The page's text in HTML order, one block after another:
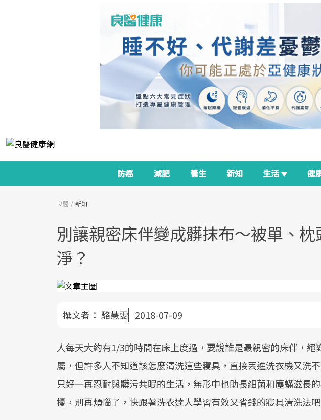
防癌 減肥 養生 新知 生活 健
良醫 新知
別讓親密床伴變成髒抹布～被單、
淨？
撰文者： 駱慧雯 2018-07-09
人每天大約有1/3的時間在床上度過，要說誰是最親密的床伴，絕
屬，但許多人不知道該怎麼清洗這些寢具，直接丟進洗衣機又洗
只好一再忍耐與髒污共眠的生活，無形中也助長細菌和塵蟎滋長
擾，別再煩惱了，快跟著洗衣達人學習有效又省錢的寢具清洗法吧
政策如「
照3.0」的
關注的核
療院所的
狀況、啟
全面啟動
建立對亞
改善行動